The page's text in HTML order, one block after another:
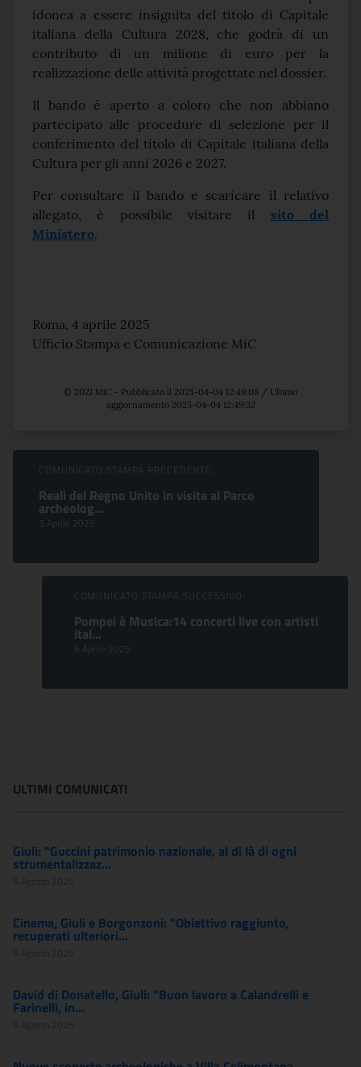
idonea a essere insignita del titolo di Capitale
italiana della Cultura 2028, che godrà di un
contributo di un milione di euro per la
realizzazione delle attività progettate nel dossier.
Il bando è aperto a coloro che non abbiano
partecipato alle procedure di selezione per il
conferimento del titolo di Capitale italiana della
Cultura per gli anni 2026 e 2027.
Per consultare il bando e scaricare il relativo
allegato, è possibile visitare il sito del
Ministero.
Roma, 4 aprile 2025
Ufficio Stampa e Comunicazione MiC
© 2021 MiC - Pubblicato il 2025-04-04 12:49:08 / Ultimo
aggiornamento 2025-04-04 12:49:32
Sfoglia comunicati
COMUNICATO STAMPA PRECEDENTE:
Reali del Regno Unito in visita al Parco
archeolog...
3 Aprile 2025
COMUNICATO STAMPA SUCCESSIVO:
Pompei è Musica:14 concerti live con artisti
ital...
6 Aprile 2025
ULTIMI COMUNICATI
Giuli: "Guccini patrimonio nazionale, al di là di ogni
strumentalizzaz...
6 Agosto 2026
Cinema, Giuli e Borgonzoni: "Obiettivo raggiunto,
recuperati ulteriori...
6 Agosto 2026
David di Donatello, Giuli: "Buon lavoro a Calandrelli e
Farinelli, in...
5 Agosto 2026